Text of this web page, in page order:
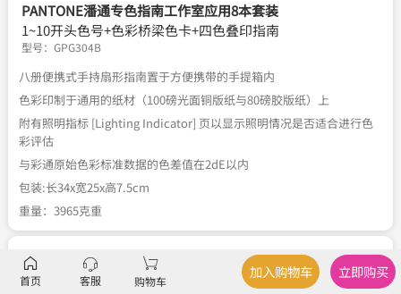
PANTONE潘通专色指南工作室应用8本套装
1~10开头色号+色彩桥梁色卡+四色叠印指南
型号： GPG304B
八册便携式手持扇形指南置于方便携带的手提箱内
色彩印制于通用的纸材（100磅光面铜版纸与80磅胶版纸）上
附有照明指标 [Lighting Indicator] 页以显示照明情况是否适合进行色
彩评估
与彩通原始色彩标准数据的色差值在2dE以内
包装:长34x宽25x高7.5cm
重量：3965克重
描述 色彩描述 产品应用
首页 客服 购物车
加入购物车 立即购买